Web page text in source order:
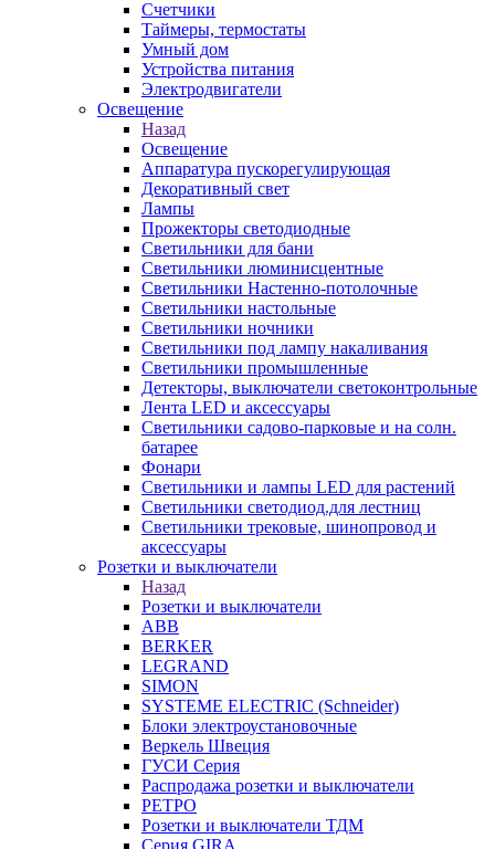
Счетчики
Таймеры, термостаты
Умный дом
Устройства питания
Электродвигатели
Освещение
Назад
Освещение
Аппаратура пускорегулирующая
Декоративный свет
Лампы
Прожекторы светодиодные
Светильники для бани
Светильники люминисцентные
Светильники Настенно-потолочные
Светильники настольные
Светильники ночники
Светильники под лампу накаливания
Светильники промышленные
Детекторы, выключатели светоконтрольные
Лента LED и аксессуары
Светильники садово-парковые и на солн.
батарее
Фонари
Светильники и лампы LED для растений
Светильники светодиод.для лестниц
Светильники трековые, шинопровод и
аксессуары
Розетки и выключатели
Назад
Розетки и выключатели
ABB
BERKER
LEGRAND
SIMON
SYSTEME ELECTRIC (Schneider)
Блоки электроустановочные
Веркель Швеция
ГУСИ Серия
Распродажа розетки и выключатели
РЕТРО
Розетки и выключатели ТДМ